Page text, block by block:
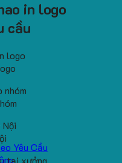
Yêu Cầu
in logo
cầu